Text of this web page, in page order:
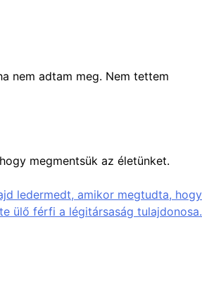
nem adtam meg. Nem tettem
megmentsük az életünket.
ledermedt, amikor megtudta, hogy
ülő férfi a légitársaság tulajdonosa.